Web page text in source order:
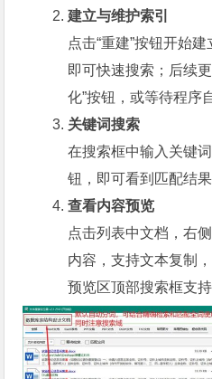
建立与维护索引
点击“重建”按钮开始
即可快速搜索；后续
化”按钮，或等待程序
关键词搜索
在搜索框中输入关键
钮，即可看到匹配结
查看内容预览
点击列表中文档，右
内容，支持文本复制
预览区顶部搜索框支